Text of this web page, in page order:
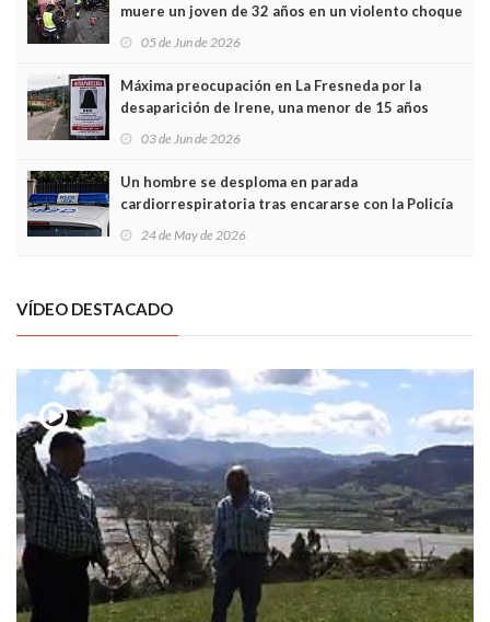
muere un joven de 32 años en un violento choque
05 de Jun de 2026
Máxima preocupación en La Fresneda por la
desaparición de Irene, una menor de 15 años
03 de Jun de 2026
Un hombre se desploma en parada
cardiorrespiratoria tras encararse con la Policía
24 de May de 2026
VÍDEO DESTACADO